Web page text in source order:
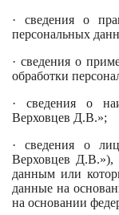
· сведения о
персональных
· сведения о
обработки
· сведения о
Верховцев Д.В.»;
· сведения о
Верховцев Д.В.»),
данным или
данные на
на основании